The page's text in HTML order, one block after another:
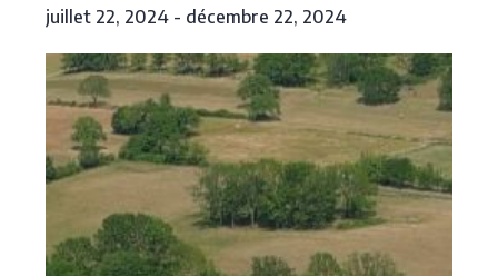
juillet 22, 2024 - décembre 22, 2024